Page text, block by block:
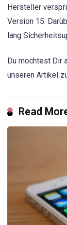
Hersteller
Version 15.
lang
Du möchtest Dir
unseren Artikel
Read